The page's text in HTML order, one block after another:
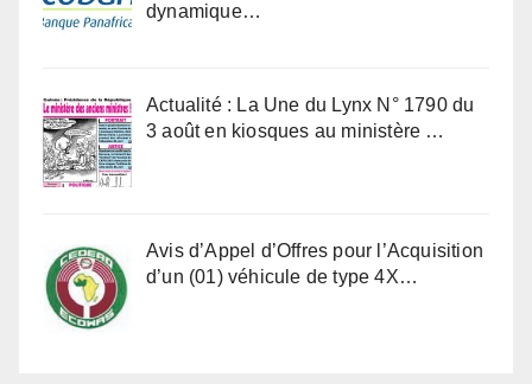
dynamique…
Actualité : La Une du Lynx N° 1790 du
3 août en kiosques au ministère …
Avis d’Appel d’Offres pour l’Acquisition
d’un (01) véhicule de type 4X…